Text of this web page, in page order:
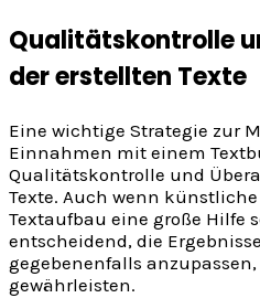
Qualitätskontrolle
der erstellten Texte
Eine wichtige Strategie zur
Einnahmen mit einem
Qualitätskontrolle und
Texte. Auch wenn
Textaufbau eine große Hilfe
entscheidend, die
gegebenenfalls
gewährleisten.